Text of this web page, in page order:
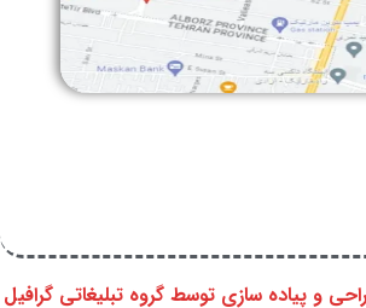
و پیاده سازی توسط گروه تبلیغاتی گرافیل